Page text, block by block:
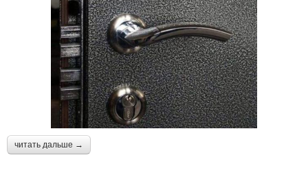
читать дальше →